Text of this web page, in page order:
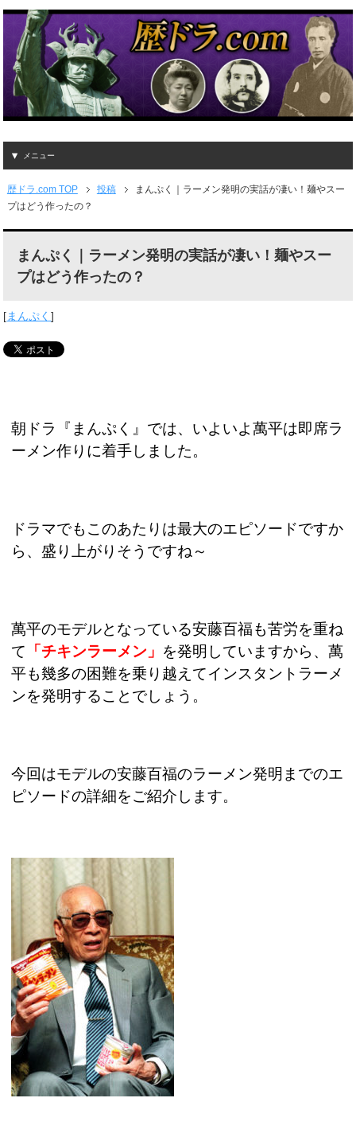
メニュー
歴ドラ.com TOP 投稿
まんぷく｜ラーメン発明の実話が凄い！麺やスー
プはどう作ったの？
まんぷく｜ラーメン発明の実話が凄い！麺やスー
プはどう作ったの？
[まんぷく]
朝ドラ『まんぷく』では、いよいよ萬平は即席ラ
ーメン作りに着手しました。
ドラマでもこのあたりは最大のエピソードですか
ら、盛り上がりそうですね～
萬平のモデルとなっている安藤百福も苦労を重ね
て
「チキンラーメン」 を発明していますから、萬
平も幾多の困難を乗り越えてインスタントラーメ
ンを発明することでしょう。
今回はモデルの安藤百福のラーメン発明までのエ
ピソードの詳細をご紹介します。